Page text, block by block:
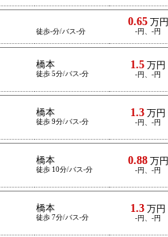
徒歩-分/バス-分
0.65万円
-円、-円
橋本
徒歩 5分/バス-分
1.5 万円
-円、-円
橋本
徒歩 9分/バス-分
1.3 万円
-円、-円
橋本
徒歩 10分/バス-分
0.88万円
-円、-円
橋本
徒歩 7分/バス-分
1.3 万円
-円、-円